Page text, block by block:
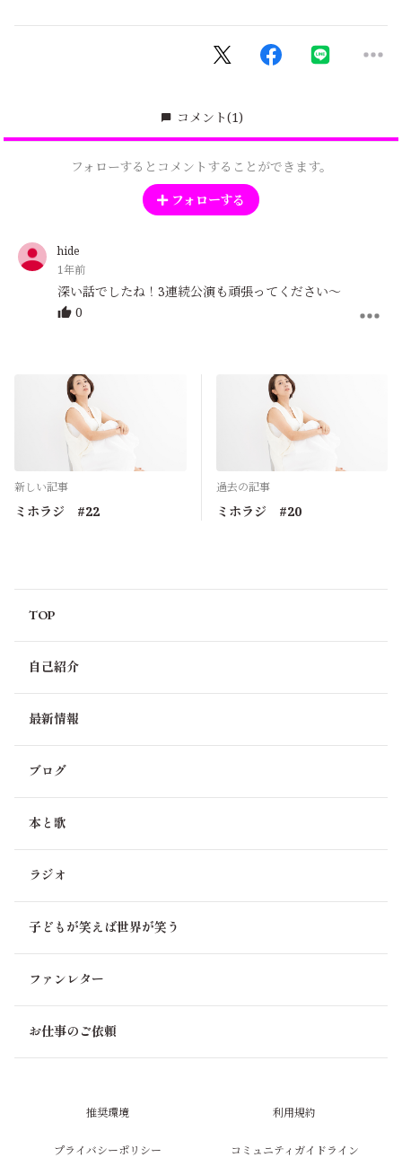
コメント(1)
フォローするとコメントすることができます。
フォローする
hide
1年前
深い話でしたね！3連続公演も頑張ってください〜
0
新しい記事
ミホラジ #22
過去の記事
ミホラジ #20
TOP
自己紹介
最新情報
ブログ
本と歌
ラジオ
子どもが笑えば世界が笑う
ファンレター
お仕事のご依頼
推奨環境 利用規約
プライバシーポリシー コミュニティガイドライン